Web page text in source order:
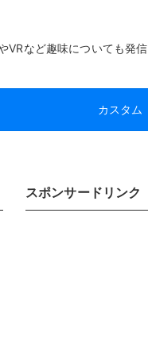
など趣味についても発
カスタム
スポンサードリンク